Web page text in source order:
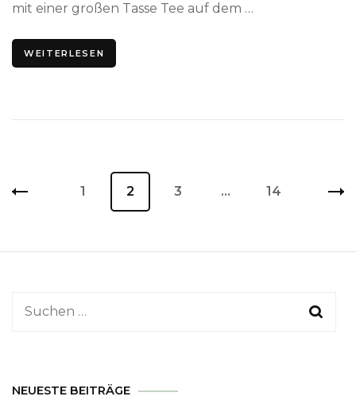
mit einer großen Tasse Tee auf dem …
WEITERLESEN
Seite
1 Seite
2 Seite
3 … Seite
14
Suchen
NEUESTE BEITRÄGE